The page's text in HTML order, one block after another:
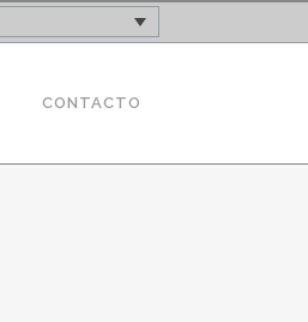
CONTACTO